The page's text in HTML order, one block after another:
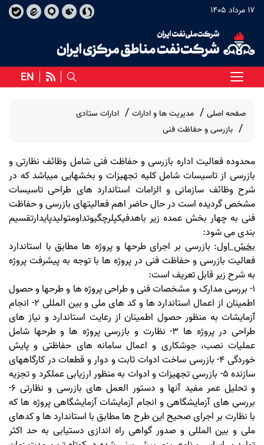
17 مرداد 1405
EN
صفحه اصلی مدیریت ها و ادارات
ادارات ستادی
بازرسی و حفاظت فنی
محدوده فعالیت اداره بازرسی و حفاظت فنی شامل وظائف نظارتی و
بازرسی از تاسیسات شامل کلیه تجهیزات و بخشهایی میباشد که در
شرح وظائف سازمانی و الزامات استاندارد های طراحی تاسیسات
مشخص گردیده است در حال حاضر اهم فعالیتهای بازرسی و حفاظت
فنی به چهار بخش عمده زیر باهدفیکپلرچگیوتداومتولیدپایدارتقسیم
بندی می شود:
بخش اول: بازرسی بر اجرای طرحها و پروژه ها مطابق با استاندارد
فعالیت بازرسی و حفاظت فنی در پروژه ها با توجه به پیشرفت پروژه
به شرح زیر قابل تعریف است:
1- بررسی مدارک و مشخصات فنی و طراحی پروژه ها و طرحها و حصول
اطمینان از اعمال استاندارد ها و کد های ملی و بین المللی 2- انجام
آزمایشات به منظور حصول اطمینان از رعایت استاندارد و نیاز های
طراحی در پروژه ها 3- نظارت و بازرسی پروژه ها و طرحها شامل
عملیات نصب، جوشکاری و اعمال سامانه های حفاظتی و پایش
خوردگی 4- بازرسی ساخت ادوات ثابت و دوار و قطعات در کارگاههای
سازنده 5- بازرسی تجهیزات و ادوات به منظور ارزیابی عملکرد و تجزیه
و تحلیل عمر مفید آنها و دستور العمل های بازرسی و نظارتی 6-
بررسی های آزمایشگاهی و انجام آزمایشات آزمایشگاهی پروژه ها که
با نظارت بر اجرای صحیح این طرح ها مطابق با استاندارد ها و کدهای
ملی و بین المللی و صدور گواهی راه اندازی دستیابی به حد اکثر